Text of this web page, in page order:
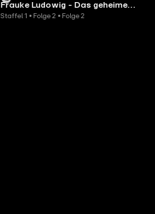
Frauke Ludowig - Das geheime
Leben der Superreichen
Staffel 1 • Folge 2 • Folge 2